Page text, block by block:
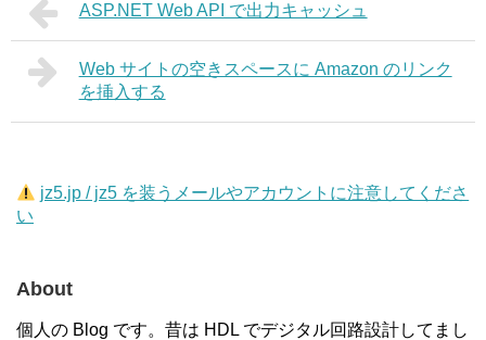
ASP.NET Web API で出力キャッシュ
Web サイトの空きスペースに Amazon のリンク
を挿入する
jz5.jp / jz5 を装うメールやアカウントに注意してくださ
い
About
個人の Blog です。昔は HDL でデジタル回路設計してまし